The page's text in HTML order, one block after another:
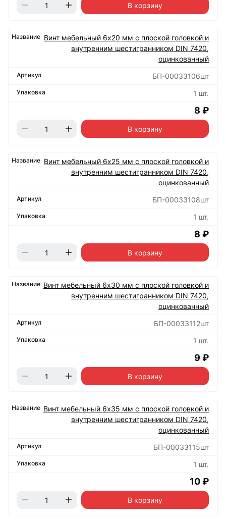
В корзину
Винт мебельный 6х20 мм с плоской головкой и
внутренним шестигранником DIN 7420,
оцинкованный
БП-00033106шт
1 шт.
8 ₽
В корзину
Винт мебельный 6х25 мм с плоской головкой и
внутренним шестигранником DIN 7420,
оцинкованный
БП-00033108шт
1 шт.
8 ₽
В корзину
Винт мебельный 6х30 мм с плоской головкой и
внутренним шестигранником DIN 7420,
оцинкованный
БП-00033112шт
1 шт.
9 ₽
В корзину
Винт мебельный 6х35 мм с плоской головкой и
внутренним шестигранником DIN 7420,
оцинкованный
БП-00033115шт
1 шт.
10 ₽
В корзину